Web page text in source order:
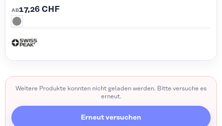
AB17,26 CHF
Weitere Produkte konnten nicht geladen werden. Bitte versuche es
erneut.
Erneut versuchen